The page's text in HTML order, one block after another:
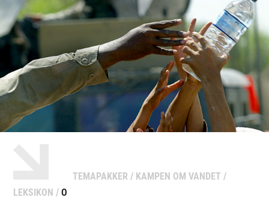
TEMAPAKKER / KAMPEN OM VANDET /
LEKSIKON /O